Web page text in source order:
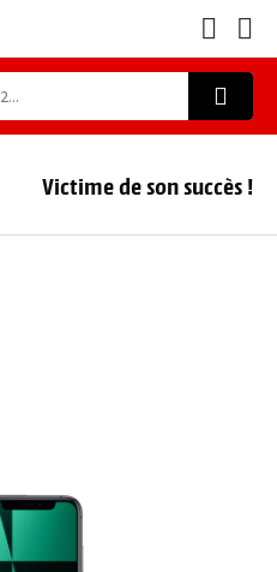
Victime de son succès !